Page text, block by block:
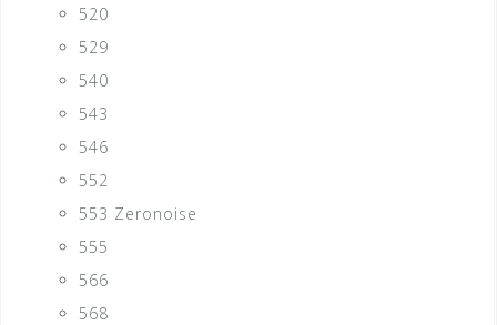
520
529
540
543
546
552
553 Zeronoise
555
566
568